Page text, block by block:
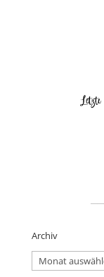
Archiv
Archiv